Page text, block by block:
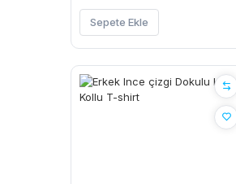
Sepete Ekle